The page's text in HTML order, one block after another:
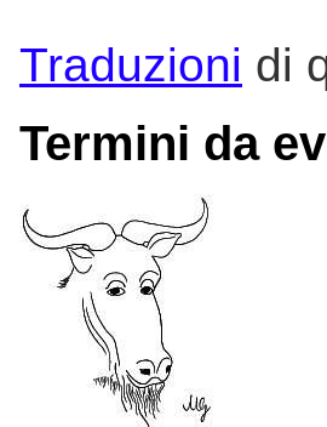
Traduzioni di
Termini da